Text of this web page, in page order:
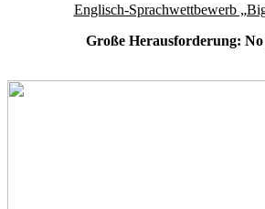
Englisch-Sprachwettbewerb
Große Herausforderung: